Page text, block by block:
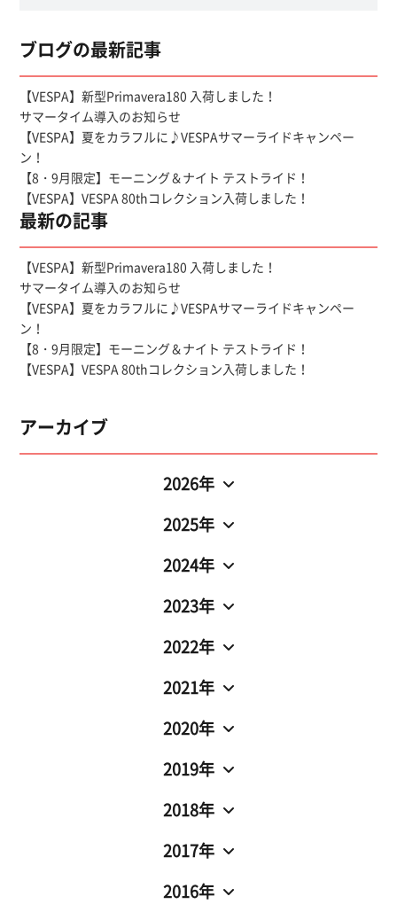
ブログの最新記事
【VESPA】新型Primavera180 入荷しました！
サマータイム導入のお知らせ
【VESPA】夏をカラフルに♪VESPAサマーライドキャンペー
ン！
【8・9月限定】モーニング＆ナイト テストライド！
【VESPA】VESPA 80thコレクション入荷しました！
最新の記事
【VESPA】新型Primavera180 入荷しました！
サマータイム導入のお知らせ
【VESPA】夏をカラフルに♪VESPAサマーライドキャンペー
ン！
【8・9月限定】モーニング＆ナイト テストライド！
【VESPA】VESPA 80thコレクション入荷しました！
アーカイブ
2026年
2025年
2024年
2023年
2022年
2021年
2020年
2019年
2018年
2017年
2016年